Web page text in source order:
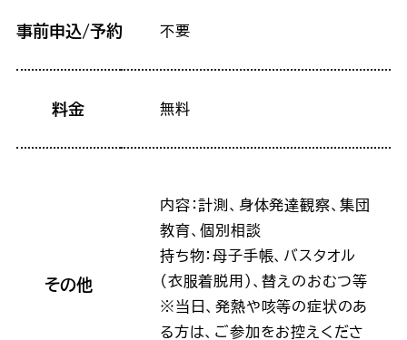
事前申込/予約 不要
料金 無料
その他
内容：計測、身体発達観察、集団
教育、個別相談
持ち物：母子手帳、バスタオル
(衣服着脱用)、替えのおむつ等
※当日、発熱や咳等の症状のあ
る方は、ご参加をお控えくださ